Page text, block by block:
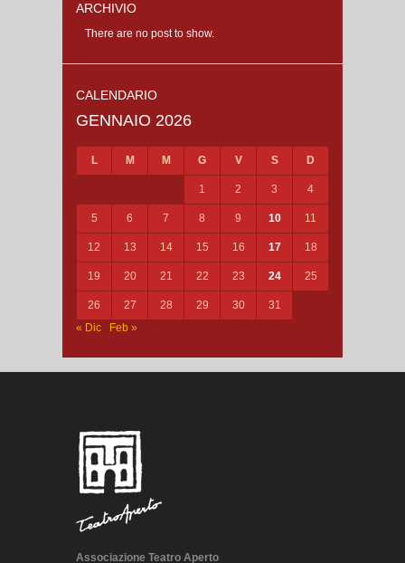
ARCHIVIO
There are no post to show.
CALENDARIO
GENNAIO 2026
L M M G V S D
1 2 3 4
5 6 7 8 9 10 11
12 13 14 15 16 17 18
19 20 21 22 23 24 25
26 27 28 29 30
31
« Dic
Feb »
Associazione Teatro Aperto